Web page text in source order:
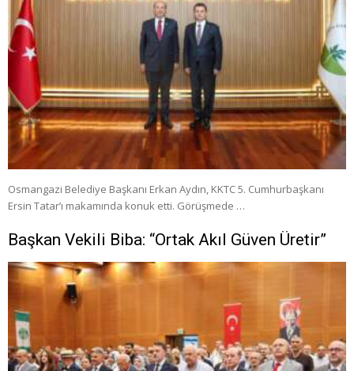
Osmangazi Belediye Başkanı Erkan Aydın, KKTC 5. Cumhurbaşkanı
Ersin Tatar’ı makamında konuk etti. Görüşmede …
Başkan Vekili Biba: “Ortak Akıl Güven Üretir”